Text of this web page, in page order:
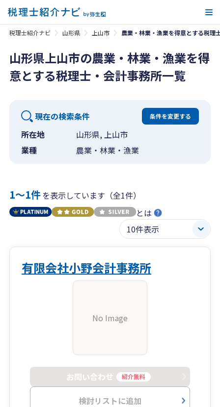
税理士紹介ナビ 山形県 上山市 農業・林業・漁業を得意とする税理
山形県上山市の農業・林業・漁業を得
意とする税理士・会計事務所一覧
現在の検索条件 条件を変更する
所在地
山形県, 上山市
業種
農業・林業・漁業
1〜1件を表示しています（全1件）
とは
有限会社小野会計事務所
No Image
お問い合わせ 紹介無料
検討リストに追加